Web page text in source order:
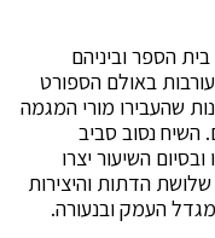
הספר וביניהם
באולם הספורט
שהעבירו מורי המגמה
השיח נסוב סביב
השיעור יצרו
הדתות והיצירות
העמק ובנעורה.